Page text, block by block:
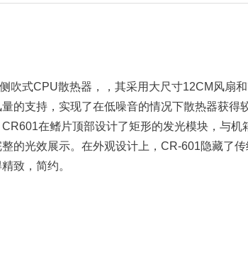
吹式CPU散热器，，其采用大尺寸12CM风扇
的支持，实现了在低噪音的情况下散热器获得
在鳍片顶部设计了矩形的发光模块，与机
的光效展示。在外观设计上，CR-601隐藏了
致，简约。